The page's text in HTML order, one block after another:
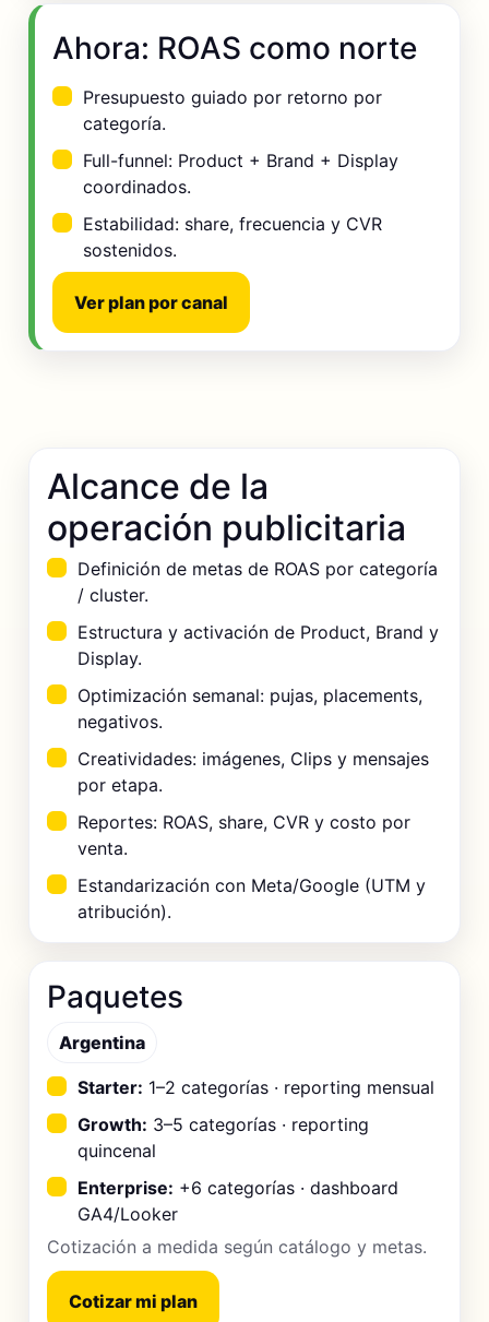
Ahora: ROAS como norte
Presupuesto guiado por retorno por
categoría.
Full-funnel: Product + Brand + Display
coordinados.
Estabilidad: share, frecuencia y CVR
sostenidos.
Ver plan por canal
Alcance de la
operación publicitaria
Definición de metas de ROAS por categoría
/ cluster.
Estructura y activación de Product, Brand y
Display.
Optimización semanal: pujas, placements,
negativos.
Creatividades: imágenes, Clips y mensajes
por etapa.
Reportes: ROAS, share, CVR y costo por
venta.
Estandarización con Meta/Google (UTM y
atribución).
Paquetes
Argentina
Starter: 1–2 categorías · reporting mensual
Growth: 3–5 categorías · reporting
quincenal
Enterprise: +6 categorías · dashboard
GA4/Looker
Cotización a medida según catálogo y metas.
Cotizar mi plan